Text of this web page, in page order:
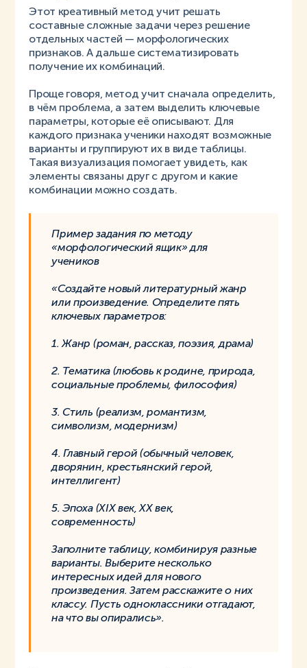
Этот креативный метод учит решать
составные сложные задачи через решение
отдельных частей — морфологических
признаков. А дальше систематизировать
получение их комбинаций.
Проще говоря, метод учит сначала определить,
в чём проблема, а затем выделить ключевые
параметры, которые её описывают. Для
каждого признака ученики находят возможные
варианты и группируют их в виде таблицы.
Такая визуализация помогает увидеть, как
элементы связаны друг с другом и какие
комбинации можно создать.
Пример задания по методу
«морфологический ящик» для
учеников
«Создайте новый литературный жанр
или произведение. Определите пять
ключевых параметров:
1. Жанр (роман, рассказ, поэзия, драма)
2. Тематика (любовь к родине, природа,
социальные проблемы, философия)
3. Стиль (реализм, романтизм,
символизм, модернизм)
4. Главный герой (обычный человек,
дворянин, крестьянский герой,
интеллигент)
5. Эпоха (XIX век, XX век,
современность)
Заполните таблицу, комбинируя разные
варианты. Выберите несколько
интересных идей для нового
произведения. Затем расскажите о них
классу. Пусть одноклассники отгадают,
на что вы опирались».